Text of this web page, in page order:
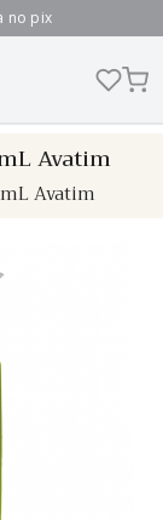
no pix
Avatim
Avatim